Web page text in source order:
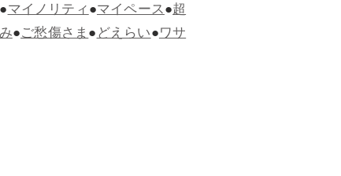
●マイノリティ●マイペース●超
●ご愁傷さま●どえらい●ワサ